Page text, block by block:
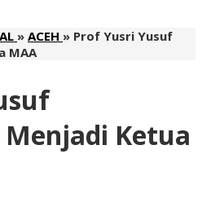
» ACEH » Prof Yusri Yusuf
MAA
Ketua